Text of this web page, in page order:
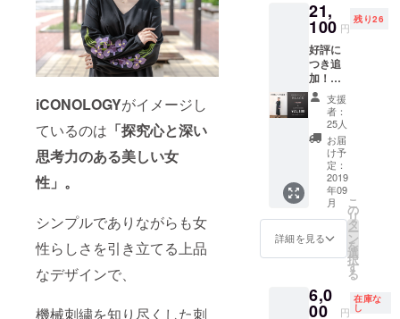
iCONOLOGYがイメージし
ているのは 「探究心と深い
思考力のある美しい女
性」。
シンプルでありながらも女
性らしさを引き立てる上品
なデザインで、
機械刺繍を知り尽くした刺
す。 ・
刺繍に
する写
真イ
メージ
は横長
でお願
いしま
す。 ・
刺繍サ
イズは
幅約
12cm
・やや
デフォ
ルメし
たモノ
になり
ます。
ワン
ピース
の丈 を
お選び
くださ
い。 ①
花の種
類は、
以下の
４種類
からお
選びく
ださ
い。 ・
百合 ・
バラ(ピ
ンク) ・
バラ(赤)
ワン
ピース
21,
100 円
残り26
好評に
つき追
加！
【花を
着るワ
ンピー
ス#01
BLACK
格でリ
ターン
を新設
できな
いた
め、
100円
しま
す。 ク
支援
者：
25人
お届
け予
定：
2019
年09
月
詳細を見る
こ
の
リ
タ
ー
ン
を
選
択
す
る
6,0
00 円
在庫な
し